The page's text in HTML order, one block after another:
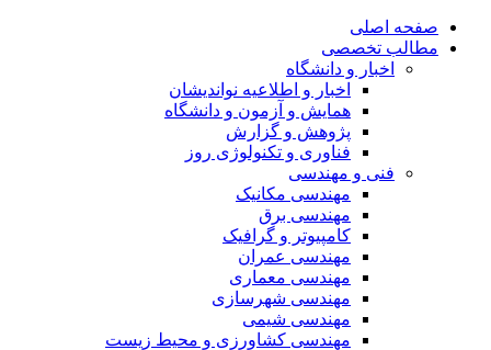
صفحه اصلی
مطالب تخصصی
اخبار و دانشگاه
اخبار و اطلاعیه نواندیشان
همایش و آزمون و دانشگاه
پژوهش و گزارش
فناوری و تکنولوژی روز
فنی و مهندسی
مهندسی مکانیک
مهندسی برق
کامپیوتر و گرافیک
مهندسی عمران
مهندسی معماری
مهندسی شهرسازی
مهندسی شیمی
مهندسی کشاورزی و محیط زیست